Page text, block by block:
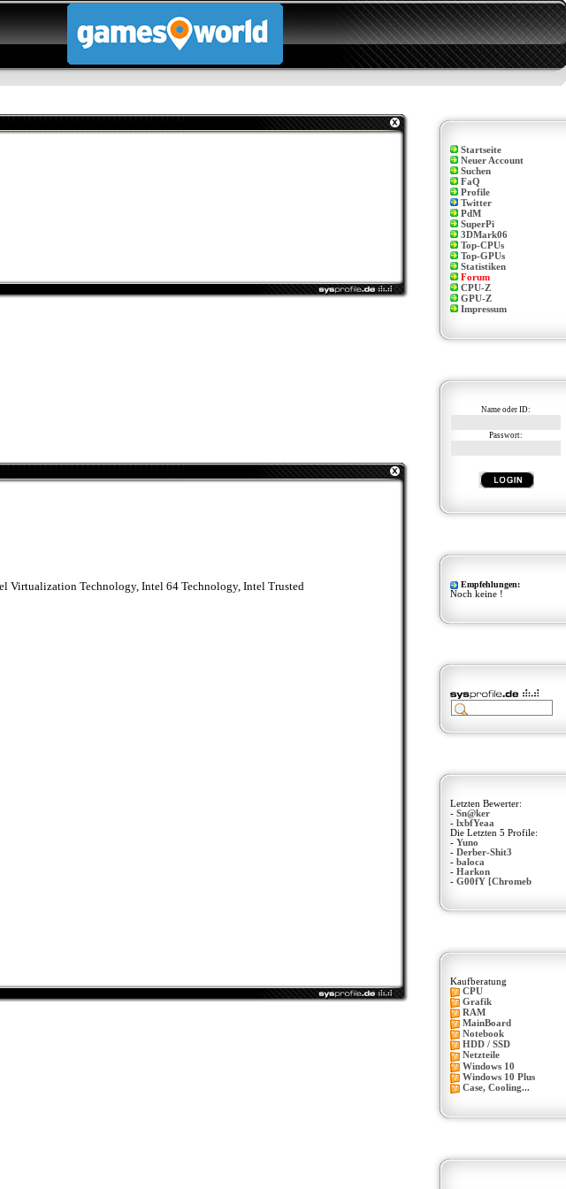
Virtualization Technology, Intel 64 Technology, Intel Trusted
Startseite
Neuer Account
Suchen
FaQ
Profile
Twitter
PdM
SuperPi
3DMark06
Top-CPUs
Top-GPUs
Statistiken
Forum
CPU-Z
GPU-Z
Impressum
Name oder ID:
Passwort:
Empfehlungen:
Noch keine !
Letzten Bewerter:
- Sn@ker
- lxbfYeaa
Die Letzten 5 Profile:
- Yuno
- Derber-Shit3
- baloca
- Harkon
- G00fY [Chromeb
Kaufberatung
CPU
Grafik
RAM
MainBoard
Notebook
HDD / SSD
Netzteile
Windows 10
Windows 10 Plus
Case, Cooling...